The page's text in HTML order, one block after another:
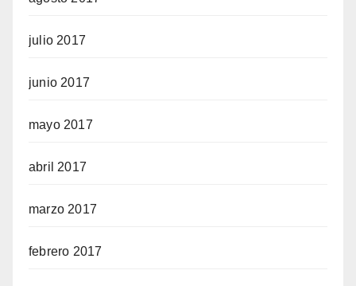
julio 2017
junio 2017
mayo 2017
abril 2017
marzo 2017
febrero 2017